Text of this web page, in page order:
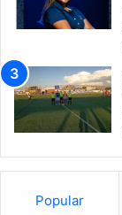
Popular